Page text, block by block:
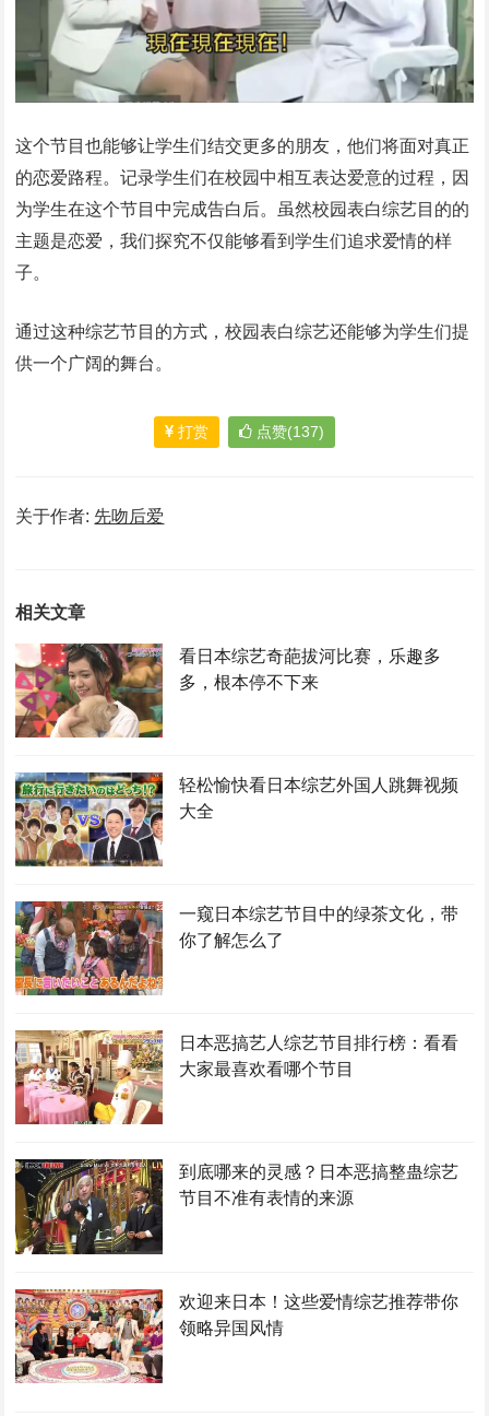
这个节目也能够让学生们结交更多的朋友，他们将面对真正
的恋爱路程。记录学生们在校园中相互表达爱意的过程，因
为学生在这个节目中完成告白后。虽然校园表白综艺目的的
主题是恋爱，我们探究不仅能够看到学生们追求爱情的样
子。
通过这种综艺节目的方式，校园表白综艺还能够为学生们提
供一个广阔的舞台。
打赏 点赞(137)
关于作者: 先吻后爱
相关文章
看日本综艺奇葩拔河比赛，乐趣多
多，根本停不下来
轻松愉快看日本综艺外国人跳舞视频
大全
一窥日本综艺节目中的绿茶文化，带
你了解怎么了
日本恶搞艺人综艺节目排行榜：看看
大家最喜欢看哪个节目
到底哪来的灵感？日本恶搞整蛊综艺
节目不准有表情的来源
欢迎来日本！这些爱情综艺推荐带你
领略异国风情